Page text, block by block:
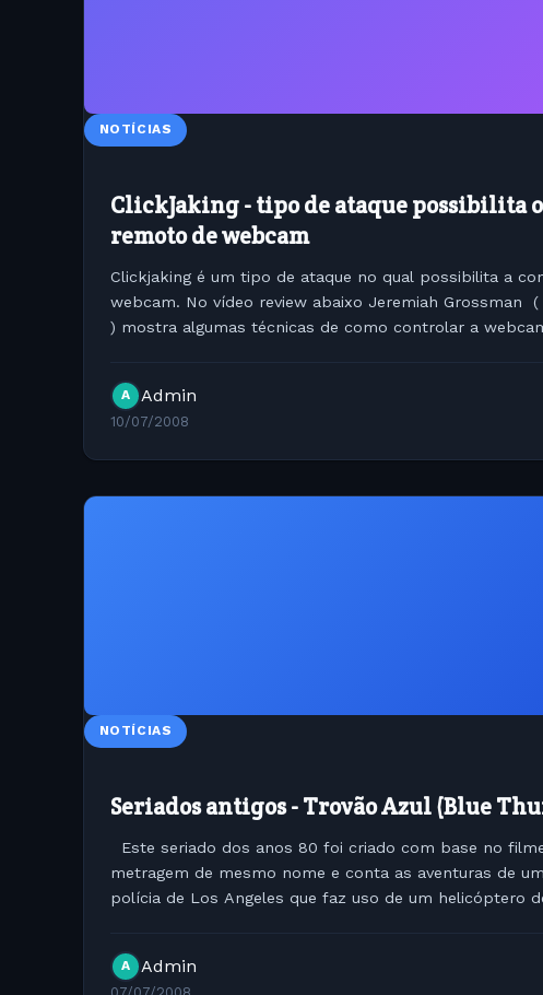
NOTÍCIAS
ClickJaking - tipo de ataque possibilita
remoto de webcam
Clickjaking é um tipo de ataque no qual possibilita a
webcam. No vídeo review abaixo Jeremiah Grossman
) mostra algumas técnicas de como controlar a
A Admin
10/07/2008
NOTÍCIAS
Seriados antigos - Trovão Azul (Blue
Este seriado dos anos 80 foi criado com base no
metragem de mesmo nome e conta as aventuras de
polícia de Los Angeles que faz uso de um helicóptero
A Admin